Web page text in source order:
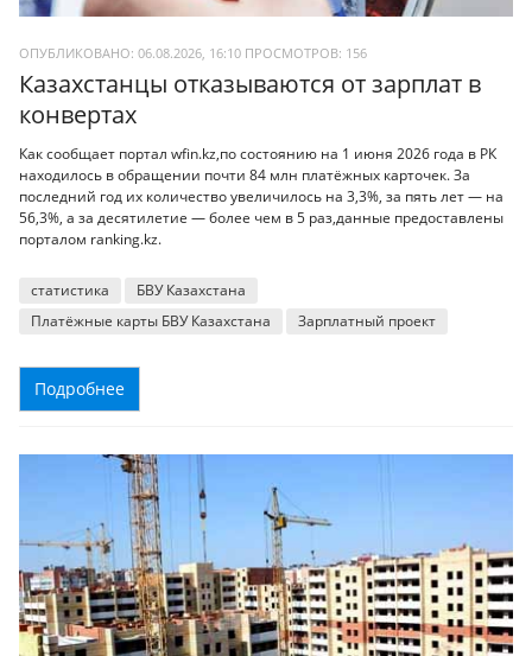
ОПУБЛИКОВАНО: 06.08.2026, 16:10 ПРОСМОТРОВ: 156
Казахстанцы отказываются от зарплат в
конвертах
Как сообщает портал wfin.kz,по состоянию на 1 июня 2026 года в РК
находилось в обращении почти 84 млн платёжных карточек. За
последний год их количество увеличилось на 3,3%, за пять лет — на
56,3%, а за десятилетие — более чем в 5 раз,данные предоставлены
порталом ranking.kz.
статистика
БВУ Казахстана
Платёжные карты БВУ Казахстана
Зарплатный проект
Подробнее